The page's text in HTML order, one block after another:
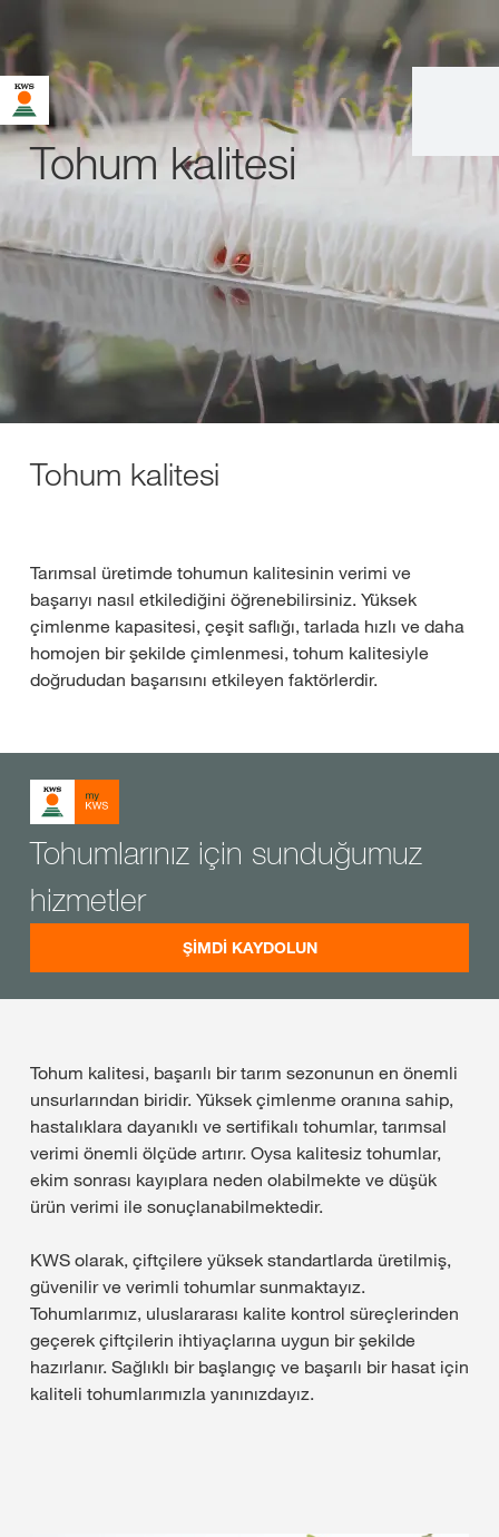
Tohum kalitesi
Tohum kalitesi
Tarımsal üretimde tohumun kalitesinin verimi ve
başarıyı nasıl etkilediğini öğrenebilirsiniz. Yüksek
çimlenme kapasitesi, çeşit saflığı, tarlada hızlı ve daha
homojen bir şekilde çimlenmesi, tohum kalitesiyle
doğrududan başarısını etkileyen faktörlerdir.
Tohumlarınız için sunduğumuz
hizmetler
ŞİMDİ KAYDOLUN
Tohum kalitesi, başarılı bir tarım sezonunun en önemli
unsurlarından biridir. Yüksek çimlenme oranına sahip,
hastalıklara dayanıklı ve sertifikalı tohumlar, tarımsal
verimi önemli ölçüde artırır. Oysa kalitesiz tohumlar,
ekim sonrası kayıplara neden olabilmekte ve düşük
ürün verimi ile sonuçlanabilmektedir.
KWS olarak, çiftçilere yüksek standartlarda üretilmiş,
güvenilir ve verimli tohumlar sunmaktayız.
Tohumlarımız, uluslararası kalite kontrol süreçlerinden
geçerek çiftçilerin ihtiyaçlarına uygun bir şekilde
hazırlanır. Sağlıklı bir başlangıç ve başarılı bir hasat için
kaliteli tohumlarımızla yanınızdayız.